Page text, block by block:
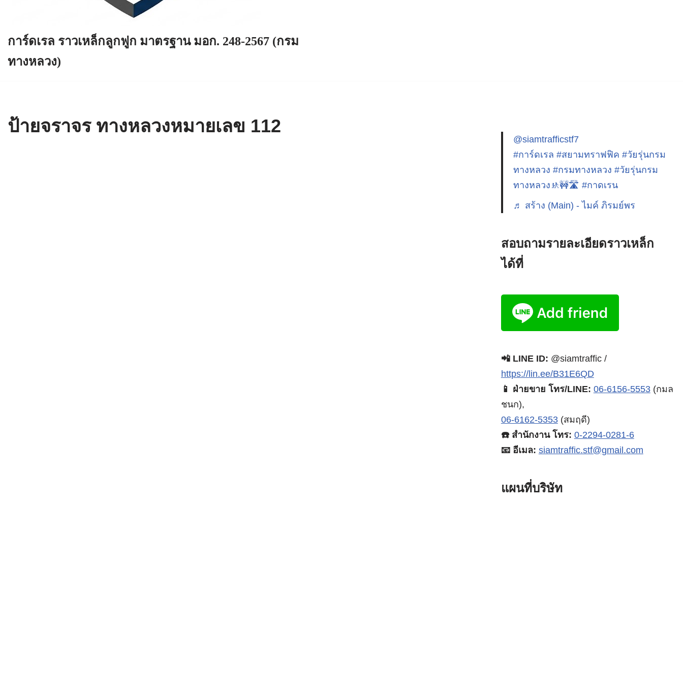
การ์ดเรล ราวเหล็กลูกฟูก มาตรฐาน มอก. 248-2567 (กรม
ทางหลวง)
ป้ายจราจร ทางหลวงหมายเลข 112
@siamtrafficstf7
#การ์ดเรล #สยามทราฟฟิค #วัยรุ่นกรม
ทางหลวง #กรมทางหลวง #วัยรุ่นกรม
ทางหลวง🚸🚧🛣️ #กาดเรน
♬ สร้าง (Main) - ไมค์ ภิรมย์พร
สอบถามรายละเอียดราวเหล็ก
ได้ที่
📲 LINE ID: @siamtraffic /
https://lin.ee/B31E6QD
📱 ฝ่ายขาย โทร/LINE: 06-6156-5553(กมล
ชนก),
06-6162-5353(สมฤดี)
☎️ สำนักงาน โทร: 0-2294-0281-6
📧 อีเมล: siamtraffic.stf@gmail.com
แผนที่บริษัท